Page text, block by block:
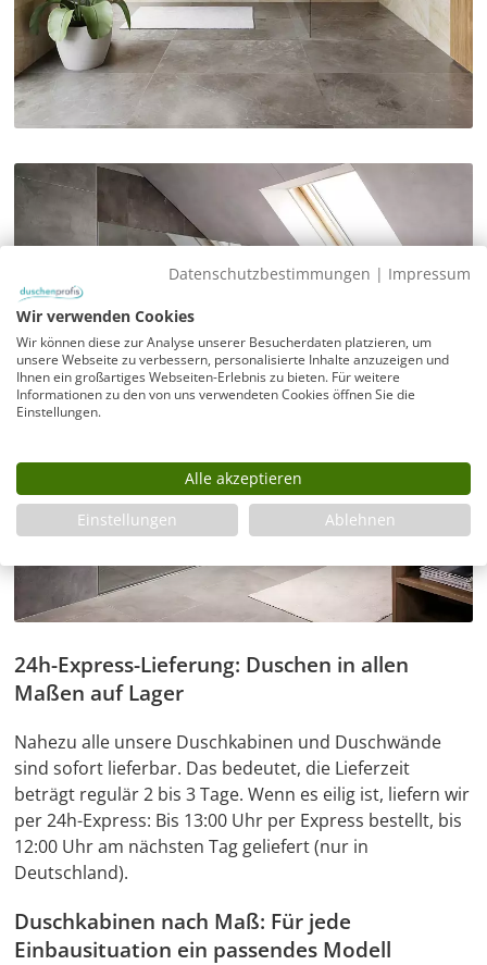
24h-Express-Lieferung: Duschen in allen
Maßen auf Lager
Nahezu alle unsere Duschkabinen und Duschwände
sind sofort lieferbar. Das bedeutet, die Lieferzeit
beträgt regulär 2 bis 3 Tage. Wenn es eilig ist, liefern wir
per 24h-Express: Bis 13:00 Uhr per Express bestellt, bis
12:00 Uhr am nächsten Tag geliefert (nur in
Deutschland).
Duschkabinen nach Maß: Für jede
Einbausituation ein passendes Modell
Datenschutzbestimmungen | Impressum
Wir verwenden Cookies
Wir können diese zur Analyse unserer Besucherdaten platzieren, um
unsere Webseite zu verbessern, personalisierte Inhalte anzuzeigen und
Ihnen ein großartiges Webseiten-Erlebnis zu bieten. Für weitere
Informationen zu den von uns verwendeten Cookies öffnen Sie die
Einstellungen.
Alle akzeptieren
Einstellungen
Ablehnen